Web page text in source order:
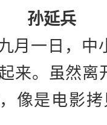
孙延兵
月一日，中
来。虽然离
像是电影